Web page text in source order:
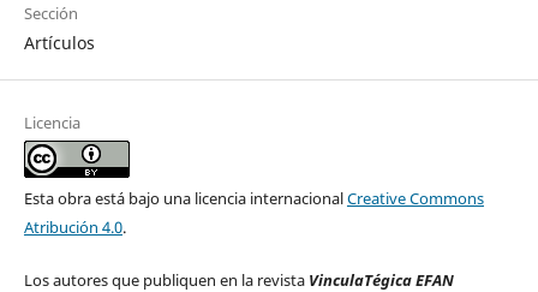
Sección
Artículos
Licencia
Esta obra está bajo una licencia internacionalCreative Commons
Atribución 4.0.
Los autores que publiquen en la revista VinculaTégica EFAN